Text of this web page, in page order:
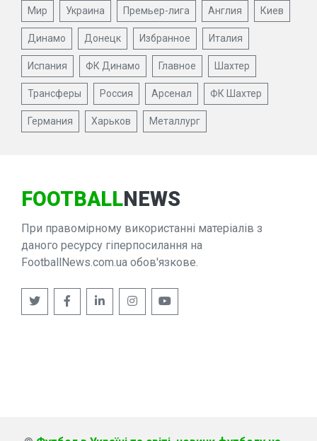
Мир Украина Премьер-лига Англия Киев
Динамо Донецк Избранное Италия
Испания ФК Динамо Главное Шахтер
Трансферы Россия Арсенал ФК Шахтер
Германия Харьков Металлург
FOOTBALLNEWS
При правомірному використанні матеріалів з
даного ресурсу гіперпосилання на
FootballNews.com.ua обов'язкове.